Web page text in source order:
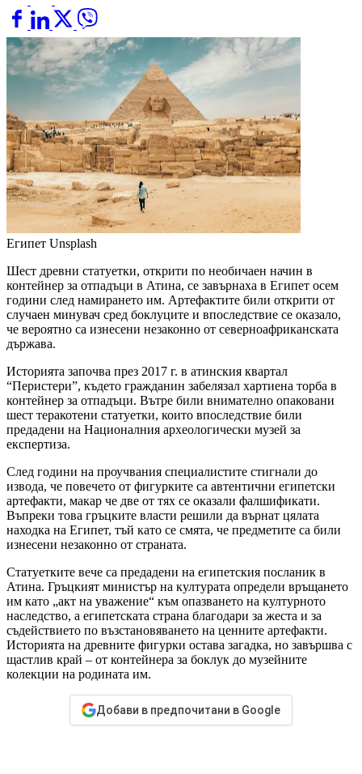
Египет Unsplash
Шест древни статуетки, открити по необичаен начин в
контейнер за отпадъци в Атина, се завърнаха в Египет осем
години след намирането им. Артефактите били открити от
случаен минувач сред боклуците и впоследствие се оказало,
че вероятно са изнесени незаконно от северноафриканската
държава.
Историята започва през 2017 г. в атинския квартал
“Перистери”, където гражданин забелязал хартиена торба в
контейнер за отпадъци. Вътре били внимателно опаковани
шест теракотени статуетки, които впоследствие били
предадени на Националния археологически музей за
експертиза.
След години на проучвания специалистите стигнали до
извода, че повечето от фигурките са автентични египетски
артефакти, макар че две от тях се оказали фалшификати.
Въпреки това гръцките власти решили да върнат цялата
находка на Египет, тъй като се смята, че предметите са били
изнесени незаконно от страната.
Статуетките вече са предадени на египетския посланик в
Атина. Гръцкият министър на културата определи връщането
им като „акт на уважение“ към опазването на културното
наследство, а египетската страна благодари за жеста и за
съдействието по възстановяването на ценните артефакти.
Историята на древните фигурки остава загадка, но завършва с
щастлив край – от контейнера за боклук до музейните
колекции на родината им.
Добави в предпочитани в Google